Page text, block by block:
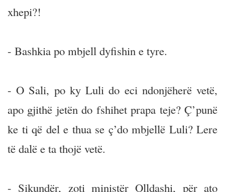
xhepi?!
- Bashkia po mbjell dyfishin e tyre.
- O Sali, po ky Luli do eci ndonjëherë vetë,
apo gjithë jetën do fshihet prapa teje? Ç’punë
ke ti që del e thua se ç’do mbjellë Luli? Lere
të dalë e ta thojë vetë.
- Sikundër, zoti ministër Olldashi, për ato